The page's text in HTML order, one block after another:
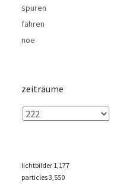
spuren
fähren
noe
zeiträume
lichtbilder 1,177
particles3,550